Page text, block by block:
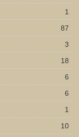
1
87
3
18
6
6
1
10